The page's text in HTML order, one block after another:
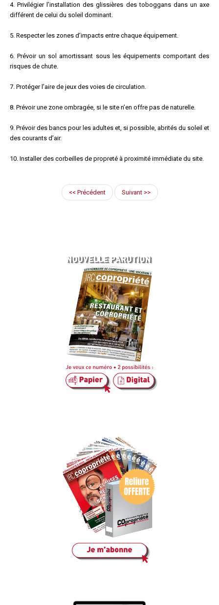
4. Privilégier l’installation des glissières des toboggans dans un axe
différent de celui du soleil dominant.
5. Respecter les zones d’impacts entre chaque équipement.
6. Prévoir un sol amortissant sous les équipements comportant des
risques de chute.
7. Protéger l’aire de jeux des voies de circulation.
8. Prévoir une zone ombragée, si le site n’en offre pas de naturelle.
9. Prévoir des bancs pour les adultes et, si possible, abrités du soleil et
des courants d’air.
10. Installer des corbeilles de propreté à proximité immédiate du site.
<< Précédent Suivant >>